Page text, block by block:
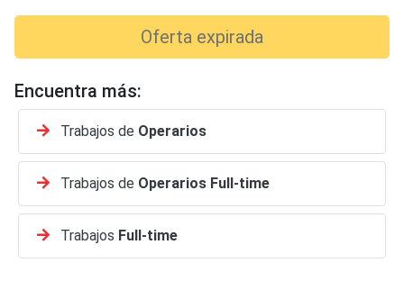
Oferta expirada
Encuentra más:
Trabajos de Operarios
Trabajos de Operarios Full-time
Trabajos Full-time